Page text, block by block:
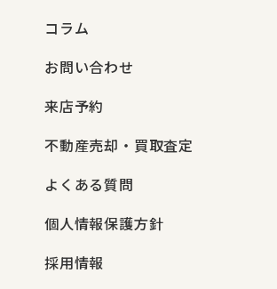
コラム
お問い合わせ
来店予約
不動産売却・買取査定
よくある質問
個人情報保護方針
採用情報